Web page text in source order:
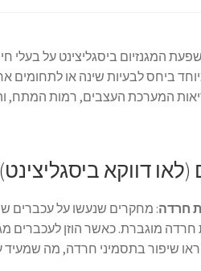
המגנזיום ביסגליצינט על בעלי
ביחס לבעיות שינה או לתחומים
המערכת העצבים, רמות המתח,
דווקא
חרדה: מחקרים שנעשו על עכברים
חרדה מוגברת. כאשר הוזן לעכברים
שיפור בתסמיני חרדה, מה